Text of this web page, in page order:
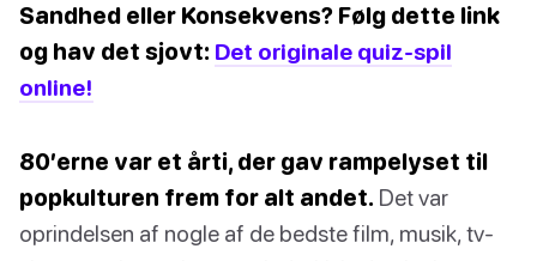
Sandhed eller Konsekvens? Følg dette link
og hav det sjovt: Det originale quiz-spil
online!
80’erne var et årti, der gav rampelyset til
popkulturen frem for alt andet. Det var
oprindelsen af nogle af de bedste film, musik, tv-